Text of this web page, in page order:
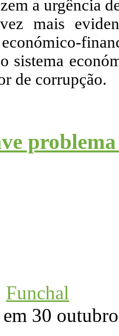
a urgência
mais
sistema
de corrupção.
Funchal
30